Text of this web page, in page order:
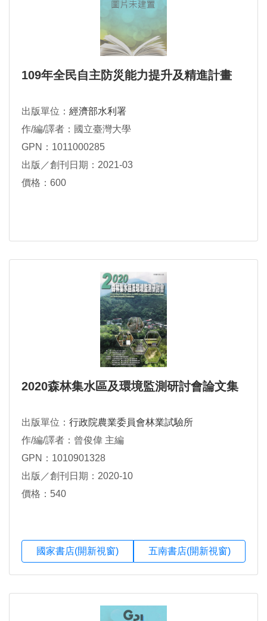
109年全民自主防災能力提升及精進計畫
出版單位： 經濟部水利署
作/編/譯者：國立臺灣大學
GPN：1011000285
出版／創刊日期：2021-03
價格：600
2020森林集水區及環境監測研討會論文集
出版單位： 行政院農業委員會林業試驗所
作/編/譯者：曾俊偉 主編
GPN：1010901328
出版／創刊日期：2020-10
價格：540
國家書店(開新視窗) 五南書店(開新視窗)